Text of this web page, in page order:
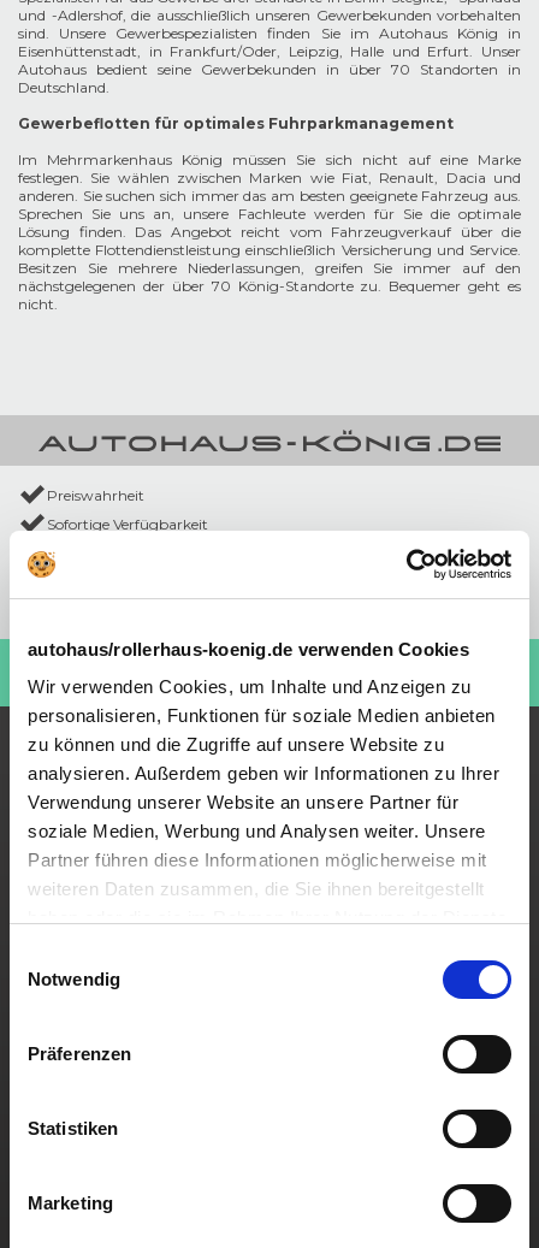
autohaus/rollerhaus-koenig.de verwenden Cookies
Wir verwenden Cookies, um Inhalte und Anzeigen zu
personalisieren, Funktionen für soziale Medien anbieten
zu können und die Zugriffe auf unsere Website zu
analysieren. Außerdem geben wir Informationen zu Ihrer
Verwendung unserer Website an unsere Partner für
soziale Medien, Werbung und Analysen weiter. Unsere
Partner führen diese Informationen möglicherweise mit
weiteren Daten zusammen, die Sie ihnen bereitgestellt
Cookies, wenn Sie unsere Webseite weiterhin nutzen.
Notwendig
Präferenzen
Statistiken
Marketing
und -Adlershof, die ausschließlich unseren Gewerbekunden vorbehalten
sind. Unsere Gewerbespezialisten finden Sie im Autohaus König in
Eisenhüttenstadt, in Frankfurt/Oder, Leipzig, Halle und Erfurt. Unser
Autohaus bedient seine Gewerbekunden in über 70 Standorten in
Deutschland.
Gewerbeflotten für optimales Fuhrparkmanagement
Im Mehrmarkenhaus König müssen Sie sich nicht auf eine Marke
festlegen. Sie wählen zwischen Marken wie Fiat, Renault, Dacia und
anderen. Sie suchen sich immer das am besten geeignete Fahrzeug aus.
Sprechen Sie uns an, unsere Fachleute werden für Sie die optimale
Lösung finden. Das Angebot reicht vom Fahrzeugverkauf über die
komplette Flottendienstleistung einschließlich Versicherung und Service.
Besitzen Sie mehrere Niederlassungen, greifen Sie immer auf den
nächstgelegenen der über 70 König-Standorte zu. Bequemer geht es
nicht.
Preiswahrheit
Sofortige Verfügbarkeit
Ohne Anzahlung
Bundesweit verfügbar
Kaufen Sie einen Roller!
Besuchen Sie jetzt:
Beliebteste Angebote
Neuwagen Angebote
Gebrauchtwagen Angebote
Roller & Motorrad Angebote
Gewerbekunden Angebote
Auto Topdeals
Behindertenrabatt Angebote
Renault Clio
Renault Captur
Fiat 500
Dacia Duster
Jeep Avenger
Jeep Renegade
Kia Ceed
BYD Seal
Werkstatttermin buchen
Ersatzteile & Zubehör
Opel